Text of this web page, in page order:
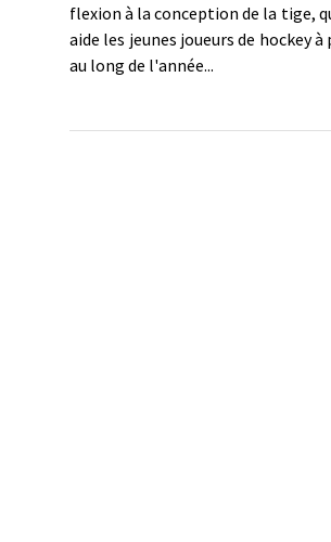
flexion à la conception de la tige,
aide les jeunes joueurs de hockey
au long de l'année...